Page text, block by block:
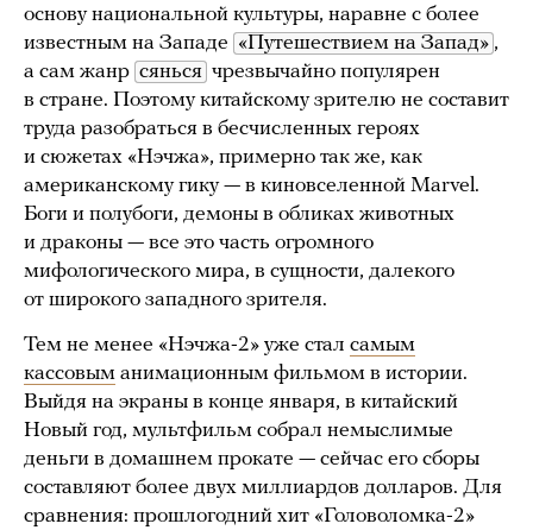
основу национальной культуры, наравне с более
известным на Западе «Путешествием на Запад» ,
а сам жанр сянься чрезвычайно популярен
в стране. Поэтому китайскому зрителю не составит
труда разобраться в бесчисленных героях
и сюжетах «Нэчжа», примерно так же, как
американскому гику — в киновселенной Marvel.
Боги и полубоги, демоны в обликах животных
и драконы — все это часть огромного
мифологического мира, в сущности, далекого
от широкого западного зрителя.
Тем не менее «Нэчжа-2» уже стал самым
кассовым анимационным фильмом в истории.
Выйдя на экраны в конце января, в китайский
Новый год, мультфильм собрал немыслимые
деньги в домашнем прокате — сейчас его сборы
составляют более двух миллиардов долларов. Для
сравнения: прошлогодний хит «Головоломка-2»